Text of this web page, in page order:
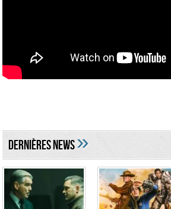
DERNIÈRES NEWS»